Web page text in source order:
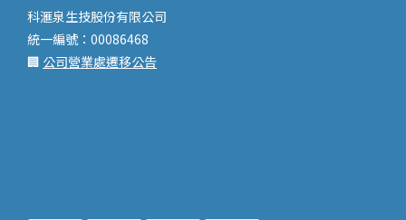
科滙泉生技股份有限公司
統一編號：00086468
🏢 公司營業處遷移公告